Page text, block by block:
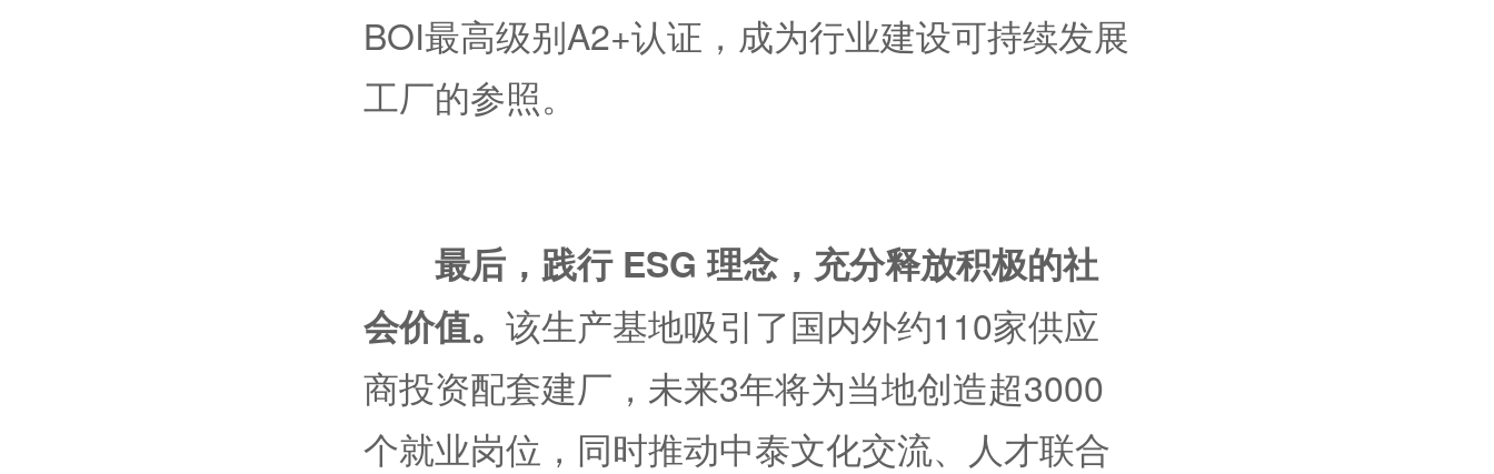
BOI最高级别A2+认证，成为行业建设可持续发展
工厂的参照。
最后，践行 ESG 理念，充分释放积极的社
会价值。 该生产基地吸引了国内外约110家供应
商投资配套建厂，未来3年将为当地创造超3000
个就业岗位，同时推动中泰文化交流、人才联合